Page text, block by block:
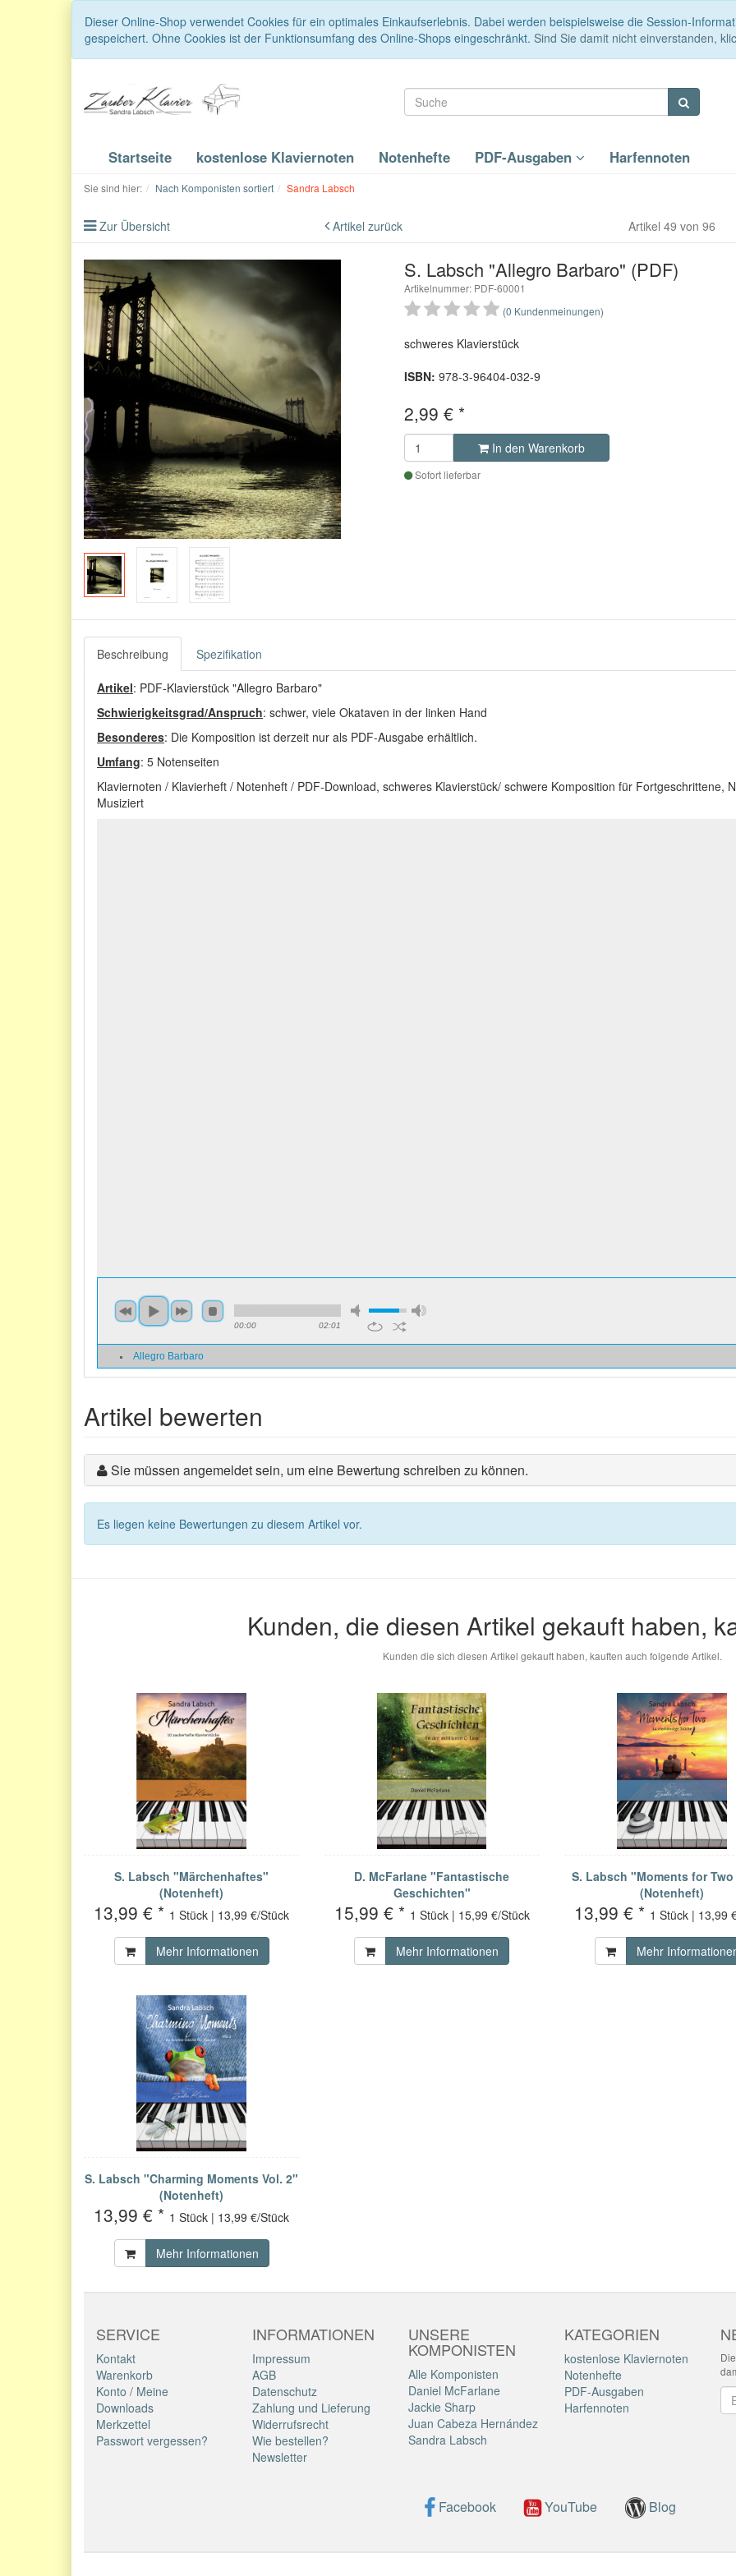
Dieser Online-Shop verwendet Cookies für ein optimales Einkaufserlebnis. Dabei werden beispielsweise die Session-
gespeichert. Ohne Cookies ist der Funktionsumfang des Online-Shops eingeschränkt. Sind Sie damit nicht einverstanden,
Startseite kostenlose Klaviernoten Notenhefte PDF-Ausgaben Harfennoten
Sie sind hier: Nach Komponisten sortiert Sandra Labsch
Zur Übersicht Artikel zurück Artikel 49 von 96
S. Labsch "Allegro Barbaro" (PDF)
Artikelnummer: PDF-60001
(0 Kundenmeinungen)
schweres Klavierstück
ISBN: 978-3-96404-032-9
2,99 € *
In den Warenkorb
Sofort lieferbar
Beschreibung Spezifikation
Artikel: PDF-Klavierstück "Allegro Barbaro"
Schwierigkeitsgrad/Anspruch: schwer, viele Okataven in der linken Hand
Besonderes: Die Komposition ist derzeit nur als PDF-Ausgabe erhältlich.
Umfang: 5 Notenseiten
Klaviernoten / Klavierheft / Notenheft / PDF-Download, schweres Klavierstück/ schwere Komposition für Fortgeschrittene,
Musiziert
00:00 02:01
Allegro Barbaro
Artikel bewerten
Sie müssen angemeldet sein, um eine Bewertung schreiben zu können.
Es liegen keine Bewertungen zu diesem Artikel vor.
Kunden, die diesen Artikel gekauft haben,
Kunden die sich diesen Artikel gekauft haben, kauften auch folgende Artikel.
S. Labsch "Märchenhaftes"
(Notenheft)
13,99 € * 1 Stück | 13,99 €/Stück
Mehr Informationen
D. McFarlane "Fantastische
Geschichten"
15,99 € * 1 Stück | 15,99 €/Stück
Mehr Informationen
S. Labsch "Moments for Two
(Notenheft)
13,99 € * 1 Stück | 13,99
Mehr
S. Labsch "Charming Moments Vol. 2"
(Notenheft)
13,99 € * 1 Stück | 13,99 €/Stück
Mehr Informationen
SERVICE
Kontakt
Warenkorb
Konto / Meine
Downloads
Merkzettel
Passwort vergessen?
INFORMATIONEN
Impressum
AGB
Datenschutz
Zahlung und Lieferung
Widerrufsrecht
Wie bestellen?
Newsletter
UNSERE
KOMPONISTEN
Alle Komponisten
Daniel McFarlane
Jackie Sharp
Juan Cabeza Hernández
Sandra Labsch
KATEGORIEN
kostenlose Klaviernoten
Notenhefte
PDF-Ausgaben
Harfennoten
Facebook YouTube Blog